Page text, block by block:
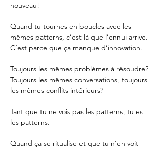
nouveau!
Quand tu tournes en boucles avec les
mêmes patterns, c’est là que l’ennui arrive.
C’est parce que ça manque d’innovation.
Toujours les mêmes problèmes à résoudre?
Toujours les mêmes conversations, toujours
les mêmes conflits intérieurs?
Tant que tu ne vois pas les patterns, tu es
les patterns.
Quand ça se ritualise et que tu n’en voit